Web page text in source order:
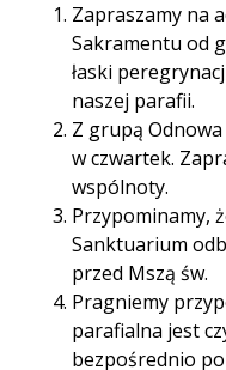
Zapraszamy na
Sakramentu od
łaski
naszej parafii.
Z grupą
w czwartek.
wspólnoty.
Przypominamy,
Sanktuarium
przed Mszą św.
Pragniemy
parafialna jest
bezpośrednio